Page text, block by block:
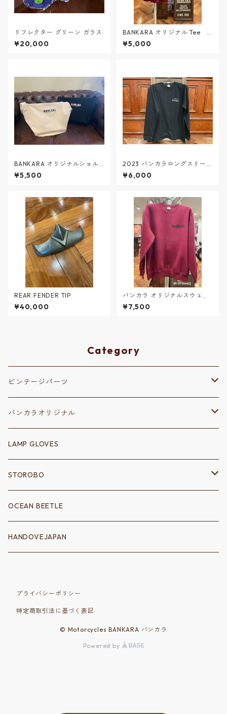
リフレクター グリーン ガラス
¥20,000
BANKARA オリジナル Tee
バーガンディ ＃１
¥5,000
BANKARA オリジナルショル
ダーバッグ
¥5,500
2023 バンカラロングスリーブ
Ｔシャツ＃２ 黒
¥6,000
REAR FENDER TIP
¥40,000
バンカラ オリジナルスウェッ
ト バーガンディ×ブラック
【裏起毛】
¥7,500
Category
ビンテージパーツ
保安部品
リフレクター
変速装置
シフトノブ
シフトゲート
シャーシ
フェンダーアクセサリー
消化器
ハンドルバー
電装系
配線
サドルバッグ
バルブキャップ
シート
バンカラオリジナル
ステッカー
キーホルダー
ウェア
ロングスリーブＴシャツ
コーチジャケット
トートバッグ
ショルダーバッグ
LAMP GLOVES
STOROBO
ツールバッグ
OCEAN BEETLE
HANDOVEJAPAN
プライバシーポリシー
特定商取引法に基づく表記
© Motorcycles BANKARA バンカラ
Powered by